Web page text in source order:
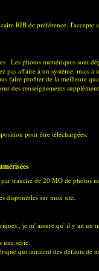
RIB de préférence. J'accepte
. Les photos numériques sont
affaire à un système, mais
faire profiter de la meilleure
des renseignements
pour être téléchargées.
tranche de 20 MO de photos
disponibles sur mon site.
, je m' assure qu' il y ait
une série.
qui auraient des défauts de